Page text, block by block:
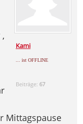
Kami
... ist OFFLINE
Beiträge: 67
,
Mittagspause